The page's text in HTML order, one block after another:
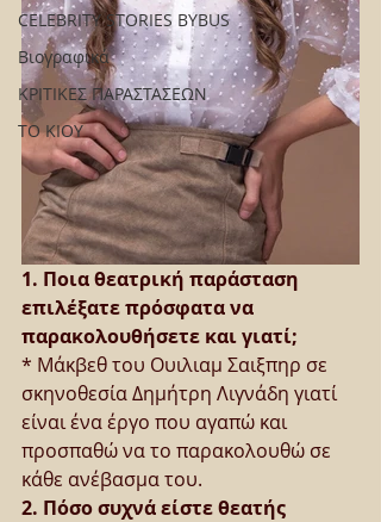
CELEBRITY STORIES BYBUS
Βιογραφικά
ΚΡΙΤΙΚΕΣ ΠΑΡΑΣΤΑΣΕΩΝ
ΤΟ ΚΙΟΥ
1. Ποια θεατρική παράσταση
επιλέξατε πρόσφατα να
παρακολουθήσετε και γιατί;
* Μάκβεθ του Ουιλιαμ Σαιξπηρ σε
σκηνοθεσία Δημήτρη Λιγνάδη γιατί
είναι ένα έργο που αγαπώ και
προσπαθώ να το παρακολουθώ σε
κάθε ανέβασμα του.
2. Πόσο συχνά είστε θεατής